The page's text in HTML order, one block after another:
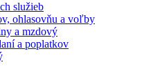
služieb
ohlasovňu a voľby
a mzdový
a poplatkov